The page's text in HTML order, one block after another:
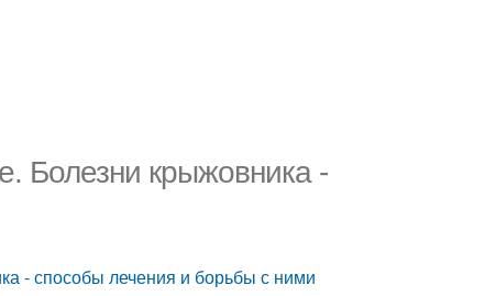
Болезни крыжовника -
- способы лечения и борьбы с ними